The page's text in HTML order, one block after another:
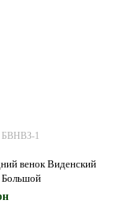
БВНВЗ-1
венок Виденский
Большой